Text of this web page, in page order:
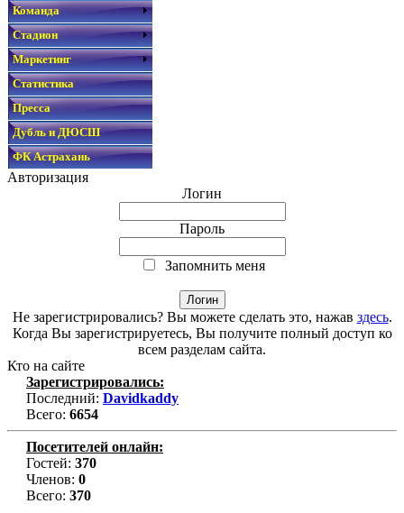
Команда
Стадион
Маркетинг
Статистика
Пресса
Дубль и ДЮСШ
ФК Астрахань
Авторизация
Логин
Пароль
Запомнить меня
Не зарегистрировались? Вы можете сделать это, нажав здесь.
Когда Вы зарегистрируетесь, Вы получите полный доступ ко
всем разделам сайта.
Кто на сайте
Зарегистрировались:
Последний: Davidkaddy
Всего: 6654
Посетителей онлайн:
Гостей: 370
Членов: 0
Всего: 370